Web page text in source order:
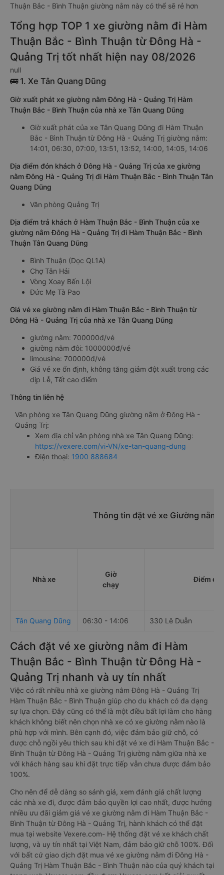
Thuận Bắc - Bình Thuận giường nằm này có thể sẽ rẻ hơn
Tổng hợp TOP 1 xe giường nằm đi Hàm
Thuận Bắc - Bình Thuận từ Đông Hà -
Quảng Trị tốt nhất hiện nay 08/2026
null
🚌 1. Xe Tân Quang Dũng
Giờ xuất phát xe giường nằm Đông Hà - Quảng Trị Hàm
Thuận Bắc - Bình Thuận của nhà xe Tân Quang Dũng
Giờ xuất phát của xe Tân Quang Dũng đi Hàm Thuận
Bắc - Bình Thuận từ Đông Hà - Quảng Trị giường nằm:
14:01, 06:30, 07:00, 13:51, 13:52, 14:00, 14:05, 14:06
Địa điểm đón khách ở Đông Hà - Quảng Trị của xe giường
nằm Đông Hà - Quảng Trị đi Hàm Thuận Bắc - Bình Thuận Tân
Quang Dũng
Văn phòng Quảng Trị
Địa điểm trả khách ở Hàm Thuận Bắc - Bình Thuận của xe
giường nằm Đông Hà - Quảng Trị đi Hàm Thuận Bắc - Bình
Thuận Tân Quang Dũng
Bình Thuận (Dọc QL1A)
Chợ Tân Hải
Vòng Xoay Bến Lội
Đức Mẹ Tà Pao
Giá vé xe giường nằm đi Hàm Thuận Bắc - Bình Thuận từ
Đông Hà - Quảng Trị của nhà xe Tân Quang Dũng
giường nằm: 700000đ/vé
giường nằm đôi: 1000000đ/vé
limousine: 700000đ/vé
Giá vé xe ổn định, không tăng giảm đột xuất trong các
dịp Lễ, Tết cao điểm
Thông tin liên hệ
Văn phòng xe Tân Quang Dũng giường nằm ở Đông Hà -
Quảng Trị:
Xem địa chỉ văn phòng nhà xe Tân Quang Dũng:
https://vexere.com/vi-VN/xe-tan-quang-dung
Điện thoại: 1900 888684
Thông tin đặt vé xe Giường nằm
Nhà xe
Giờ
chạy
Điểm đi
Tân Quang Dũng 06:30 - 14:06 330 Lê Duẫn
Cách đặt vé xe giường nằm đi Hàm
Thuận Bắc - Bình Thuận từ Đông Hà -
Quảng Trị nhanh và uy tín nhất
Việc có rất nhiều nhà xe giường nằm Đông Hà - Quảng Trị
Hàm Thuận Bắc - Bình Thuận giúp cho du khách có đa dạng
sự lựa chọn. Đây cũng có thể là một điều bất lợi làm cho hàng
khách không biết nên chọn nhà xe có xe giường nằm nào là
phù hợp với mình. Bên cạnh đó, việc đảm bảo giữ chỗ, có
được chỗ ngồi yêu thích sau khi đặt vé xe đi Hàm Thuận Bắc -
Bình Thuận từ Đông Hà - Quảng Trị giường nằm giữa nhà xe
với khách hàng sau khi đặt trực tiếp vẫn chưa được đảm bảo
100%.
Cho nên để dễ dàng so sánh giá, xem đánh giá chất lượng
các nhà xe đi, được đảm bảo quyền lợi cao nhất, được hưởng
nhiều ưu đãi giảm giá vé xe giường nằm đi Hàm Thuận Bắc -
Bình Thuận từ Đông Hà - Quảng Trị, hành khách có thể đặt
mua tại website Vexere.com- Hệ thống đặt vé xe khách chất
lượng, và uy tín nhất tại Việt Nam, đảm bảo giữ chỗ 100%. Đối
với bất cứ giao dịch đặt mua vé xe giường nằm đi Đông Hà -
Quảng Trị Hàm Thuận Bắc - Bình Thuận nào của quý khách tại